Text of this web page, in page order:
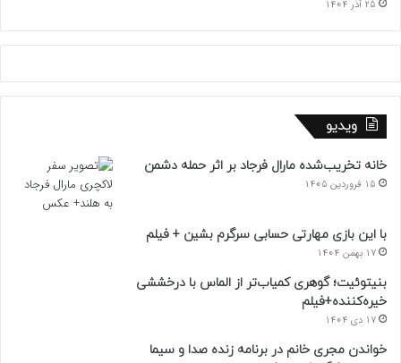
25 آذر 1404
ویدیو
خانه تخریب‌شده مارال فرجاد بر اثر حمله دشمن
15 فروردین 1405
با این بازی مهارتی حسابی سرگرم بشین + فیلم
17 بهمن 1404
بنیتوئیت؛ گوهری کمیاب‌تر از الماس با درخششی
خیره‌کننده+فیلم
17 دی 1404
خواندن مجری خانم در برنامه زنده صدا و سیما